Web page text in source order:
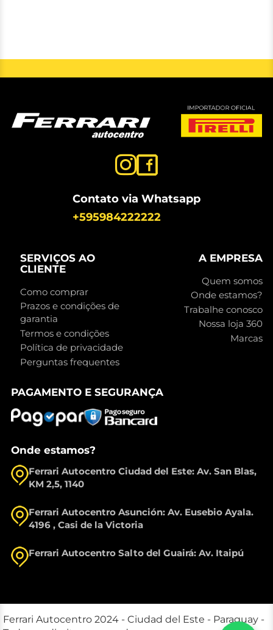
Contato via Whatsapp
+595984222222
SERVIÇOS AO
CLIENTE
Como comprar
Prazos e condições de
garantia
Termos e condições
Política de privacidade
Perguntas frequentes
A EMPRESA
Quem somos
Onde estamos?
Trabalhe conosco
Nossa loja 360
Marcas
PAGAMENTO E SEGURANÇA
Onde estamos?
Ferrari Autocentro Ciudad del Este: Av. San Blas,
KM 2,5, 1140
Ferrari Autocentro Asunción: Av. Eusebio Ayala.
4196 , Casi de la Victoria
Ferrari Autocentro Salto del Guairá: Av. Itaipú
Ferrari Autocentro 2024 - Ciudad del Este - Paraguay -